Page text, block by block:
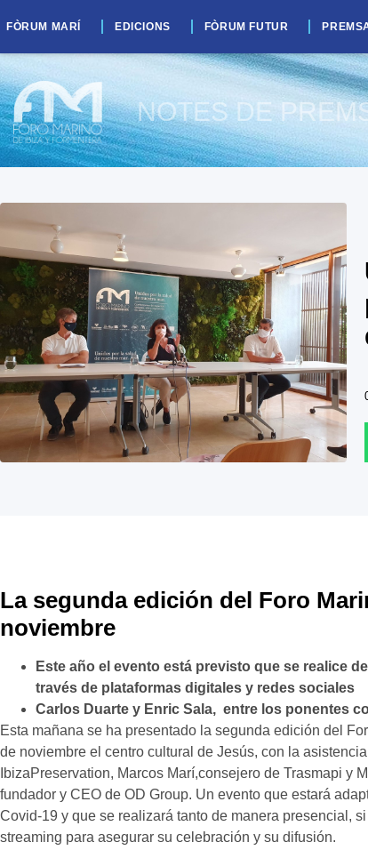
FÒRUM MARÍ EDICIONS FÒRUM FUTUR
NOTES DE
La segunda edición del Foro
noviembre
Este año el evento está previsto que se realice
través de plataformas digitales y redes sociales
Carlos Duarte y Enric Sala, entre los ponentes
Esta mañana se ha presentado la segunda edición del
de noviembre el centro cultural de Jesús, con la
IbizaPreservation, Marcos Marí,consejero de Trasmapi y
fundador y CEO de OD Group. Un evento que estará
Covid-19 y que se realizará tanto de manera presencial,
streaming para asegurar su celebración y su difusión.